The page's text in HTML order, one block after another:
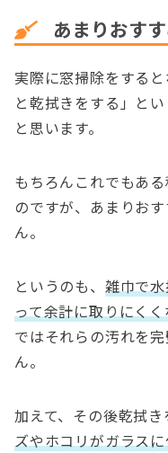
あまりおす
実際に窓掃除をする
と乾拭きをする」と
と思います。
もちろんこれでもあ
のですが、あまりお
ん。
というのも、 雑巾で
って余計に取りにく
ではそれらの汚れを
ん。
加えて、その後乾拭
ズやホコリがガラス